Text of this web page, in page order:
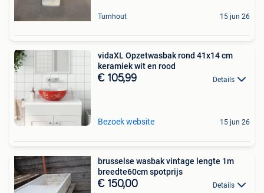
Turnhout 15 jun 26
vidaXL Opzetwasbak rond 41x14 cm
keramiek wit en rood
€ 105,99 Details
Bezoek website 15 jun 26
brusselse wasbak vintage lengte 1m
breedte60cm spotprijs
€ 150,00 Details